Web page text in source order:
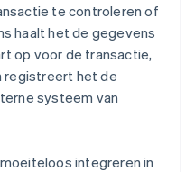
te controleren of
haalt het de gegevens
op voor de transactie,
registreert het de
systeem van
integreren in